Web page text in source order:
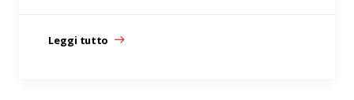
Leggi tutto